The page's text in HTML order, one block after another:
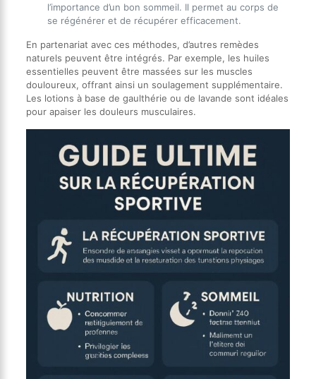
l’importance d’un bon sommeil. Il permet au corps de
se régénérer et de récupérer efficacement.
En partenariat avec ces méthodes, d’autres remèdes
naturels peuvent être intégrés. Par exemple, les huiles
essentielles peuvent être massées sur les muscles
douloureux, offrant ainsi un soulagement supplémentaire.
Les lotions à base de gaulthérie ou de lavande sont idéales
pour apaiser les douleurs musculaires.